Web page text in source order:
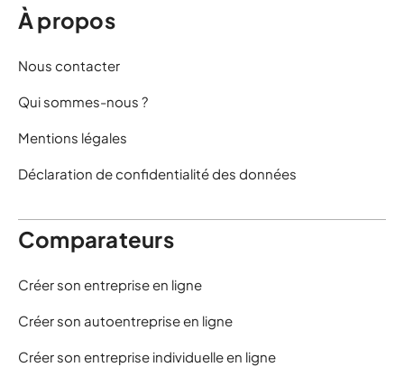
À propos
Nous contacter
Qui sommes-nous ?
Mentions légales
Déclaration de confidentialité des données
Comparateurs
Créer son entreprise en ligne
Créer son autoentreprise en ligne
Créer son entreprise individuelle en ligne